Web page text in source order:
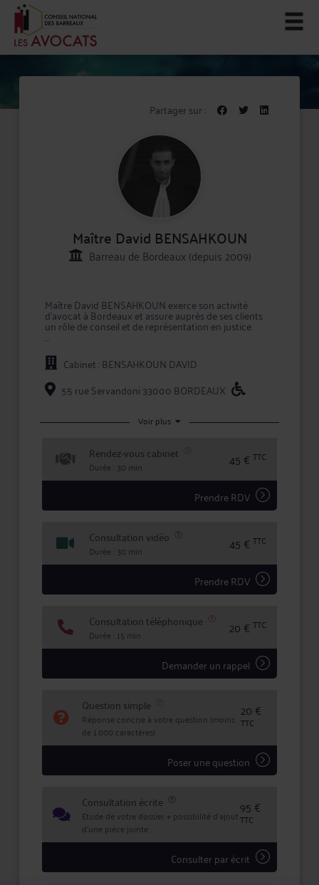
Partager sur :
Maître David BENSAHKOUN
Barreau de Bordeaux (depuis 2009)
Maître David BENSAHKOUN exerce son activité
d'avocat à Bordeaux et assure auprès de ses clients
un rôle de conseil et de représentation en justice.
Maître BENSAHKOUN intervient à la fois comme
conseil en amont des conflits, et comme avocat
chargé d'assurer la défense de vos intérêts devant les
tribunaux, que ce soit en défense, ou pour engager
une procédure contre l'adversaire.
intérêts à Me BENSAHKOUN, vous bénéficiez d'une
totale confidentialité dans le traitement de votre
dossier.
Cabinet : BENSAHKOUN DAVID
55 rue Servandoni 33000 BORDEAUX
Voir plus
Rendez-vous cabinet
Durée : 30 min 45 € TTC
Prendre RDV
Consultation vidéo
Durée : 30 min 45 € TTC
Prendre RDV
Consultation téléphonique
Durée : 15 min 20 € TTC
Demander un rappel
Question simple
Réponse concise à votre question (moins
de 1.000 caractères)
20 €
TTC
Poser une question
Consultation écrite
Etude de votre dossier + possibilité d'ajout
d'une pièce jointe
95 €
TTC
Consulter par écrit